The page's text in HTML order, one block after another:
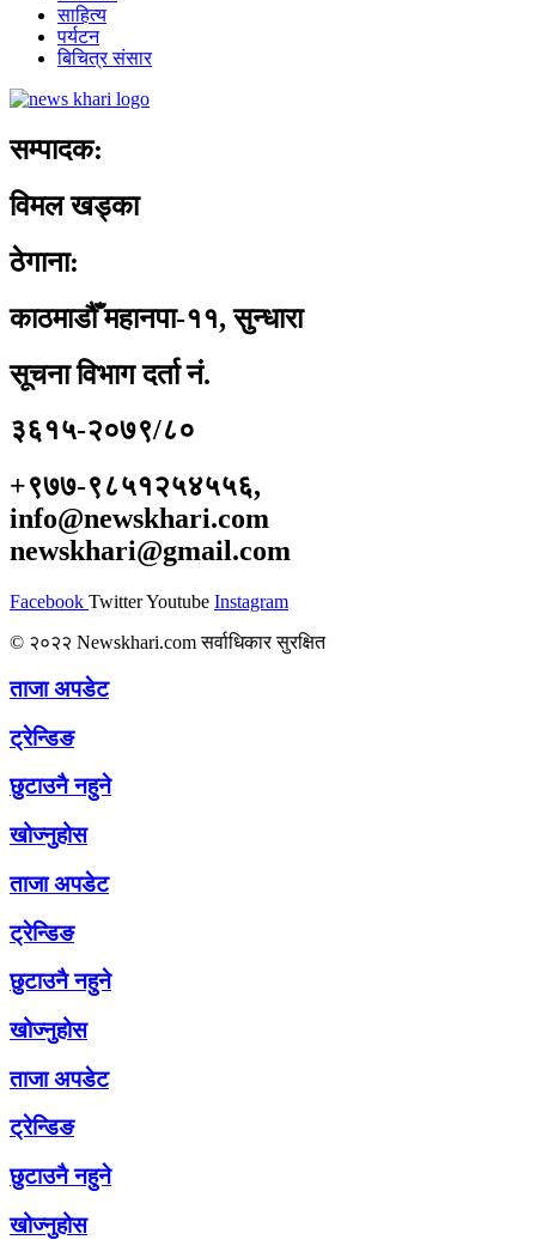
साहित्य
पर्यटन
बिचित्र संसार
सम्पादक:
विमल खड्का
ठेगाना:
काठमाडौँ महानपा-११, सुन्धारा
सूचना विभाग दर्ता नं.
३६१५-२०७९/८०
+९७७-९८५१२५४५५६,
info@newskhari.com
newskhari@gmail.com
Facebook TwitterYoutube Instagram
© २०२२ Newskhari.com सर्वाधिकार सुरक्षित
ताजा अपडेट
ट्रेन्डिङ
छुटाउनै नहुने
खोज्नुहोस
ताजा अपडेट
ट्रेन्डिङ
छुटाउनै नहुने
खोज्नुहोस
ताजा अपडेट
ट्रेन्डिङ
छुटाउनै नहुने
खोज्नुहोस